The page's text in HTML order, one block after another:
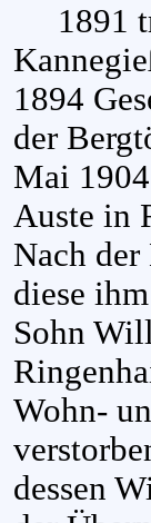
1891
1894
der
Mai
Auste in
Nach
diese
Sohn
Wohn-
dessen